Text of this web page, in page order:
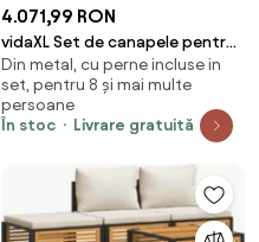
4.071,99 RON
vidaXL Set de canapele pentru
grădină cu pernă 8 pcs Negru
Oțel
Din metal, cu perne incluse in
set, pentru 8 și mai multe
persoane
În stoc
Livrare gratuită